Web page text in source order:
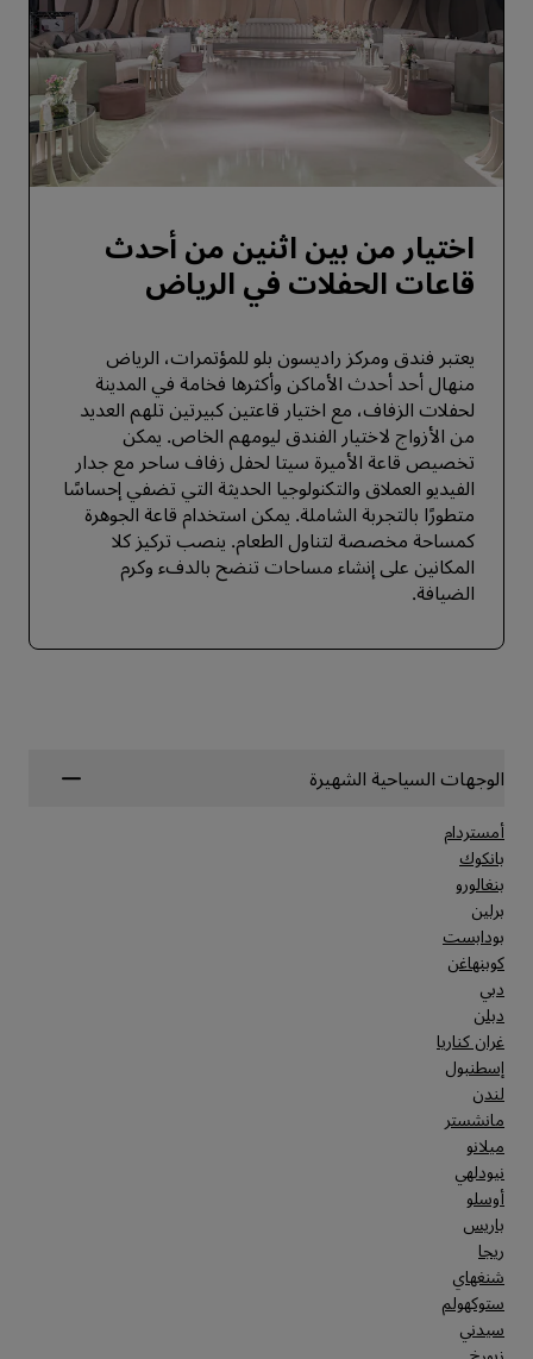
اختيار من بين اثنين من أحدث
قاعات الحفلات في الرياض
يعتبر فندق ومركز راديسون بلو للمؤتمرات، الرياض
منهال أحد أحدث الأماكن وأكثرها فخامة في المدينة
لحفلات الزفاف، مع اختيار قاعتين كبيرتين تلهم العديد
من الأزواج لاختيار الفندق ليومهم الخاص. يمكن
تخصيص قاعة الأميرة سيتا لحفل زفاف ساحر مع جدار
الفيديو العملاق والتكنولوجيا الحديثة التي تضفي إحساسًا
متطورًا بالتجربة الشاملة. يمكن استخدام قاعة الجوهرة
كمساحة مخصصة لتناول الطعام. ينصب تركيز كلا
المكانين على إنشاء مساحات تنضح بالدفء وكرم
الضيافة.
الوجهات السياحية الشهيرة
أمستردام
بانكوك
بنغالورو
برلين
بودابست
كوبنهاغن
دبي
دبلن
غران كناريا
إسطنبول
لندن
مانشستر
ميلانو
نيودلهي
أوسلو
باريس
ريجا
شنغهاي
ستوكهولم
سيدني